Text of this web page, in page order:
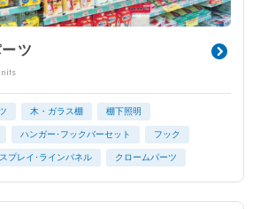
ツ
木・ガラス棚 棚下照明
ハンガー･フックバーセット フック
プレイ･ラインパネル クロームパーツ